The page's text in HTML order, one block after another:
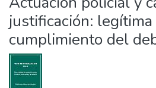
justificación:
cumplimiento del